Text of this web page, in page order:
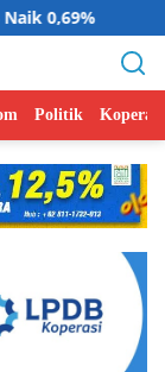
Indonesia Dorong
Politik Koperasi